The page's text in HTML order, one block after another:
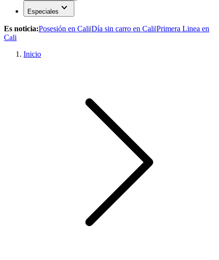
Especiales expand_more
Es noticia:Posesión en Cali|Día sin carro en Cali|Primera Linea en
Cali
Inicio